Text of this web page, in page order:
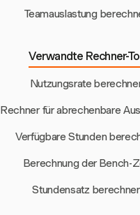
Teamauslastung
Verwandte Rechner-
Nutzungsrate
Rechner für abrechenbare
Verfügbare Stunden
Berechnung der Bench-
Stundensatz